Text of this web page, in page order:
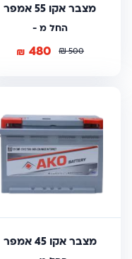
מצבר אקו 55 אמפר
החל מ -
500
₪
480
₪
מצבר אקו 45 אמפר